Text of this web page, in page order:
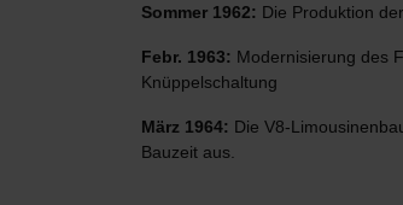
Sommer 1962: Die Produktion
Febr. 1963: Modernisierung des
Knüppelschaltung
März 1964: Die V8-
Bauzeit aus.